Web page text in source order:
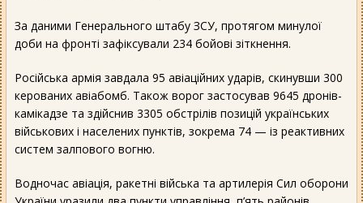
За даними Генерального штабу ЗСУ, протягом минулої
доби на фронті зафіксували 234 бойові зіткнення.
Російська армія завдала 95 авіаційних ударів, скинувши 300
керованих авіабомб. Також ворог застосував 9645 дронів-
камікадзе та здійснив 3305 обстрілів позицій українських
військових і населених пунктів, зокрема 74 — із реактивних
систем залпового вогню.
Водночас авіація, ракетні війська та артилерія Сил оборони